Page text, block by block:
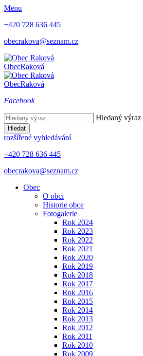
Menu
+420 728 636 445
obecrakova@seznam.cz
ObecRaková
ObecRaková
Facebook
Hledaný výraz
Hledat
rozšířené vyhledávání
+420 728 636 445
obecrakova@seznam.cz
Obec
O obci
Historie obce
Fotogalerie
Rok 2024
Rok 2023
Rok 2022
Rok 2021
Rok 2020
Rok 2019
Rok 2018
Rok 2017
Rok 2016
Rok 2015
Rok 2014
Rok 2013
Rok 2012
Rok 2011
Rok 2010
Rok 2009